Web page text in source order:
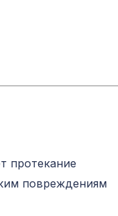
протекание
повреждениям